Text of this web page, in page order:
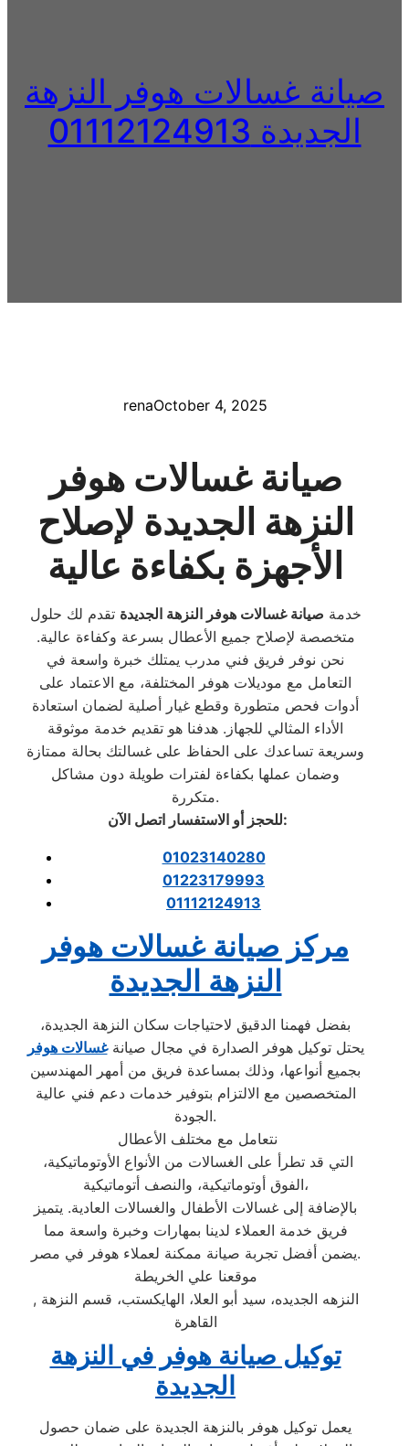
صيانة غسالات هوفر النزهة
الجديدة 01112124913
renaOctober 4, 2025
صيانة غسالات هوفر
النزهة الجديدة لإصلاح
الأجهزة بكفاءة عالية
خدمة صيانة غسالات هوفر النزهة الجديدة تقدم لك حلول
متخصصة لإصلاح جميع الأعطال بسرعة وكفاءة عالية.
نحن نوفر فريق فني مدرب يمتلك خبرة واسعة في
التعامل مع موديلات هوفر المختلفة، مع الاعتماد على
أدوات فحص متطورة وقطع غيار أصلية لضمان استعادة
الأداء المثالي للجهاز. هدفنا هو تقديم خدمة موثوقة
وسريعة تساعدك على الحفاظ على غسالتك بحالة ممتازة
وضمان عملها بكفاءة لفترات طويلة دون مشاكل
متكررة.
للحجز أو الاستفسار اتصل الآن:
01023140280
01223179993
01112124913
مركز صيانة غسالات هوفر
النزهة الجديدة
بفضل فهمنا الدقيق لاحتياجات سكان النزهة الجديدة،
يحتل توكيل هوفر الصدارة في مجال صيانةغسالات هوفر
بجميع أنواعها، وذلك بمساعدة فريق من أمهر المهندسين
المتخصصين مع الالتزام بتوفير خدمات دعم فني عالية
الجودة.
نتعامل مع مختلف الأعطال
الفوق أوتوماتيكية، والنصف أتوماتيكية،
بالإضافة إلى غسالات الأطفال والغسالات العادية. يتميز
فريق خدمة العملاء لدينا بمهارات وخبرة واسعة مما
يضمن أفضل تجربة صيانة ممكنة لعملاء هوفر في مصر.
موقعنا علي الخريطة
النزهه الجديده، سيد أبو العلا، الهايكستب، قسم النزهة ,
القاهرة
توكيل صيانة هوفر في النزهة
الجديدة
يعمل توكيل هوفر بالنزهة الجديدة على ضمان حصول